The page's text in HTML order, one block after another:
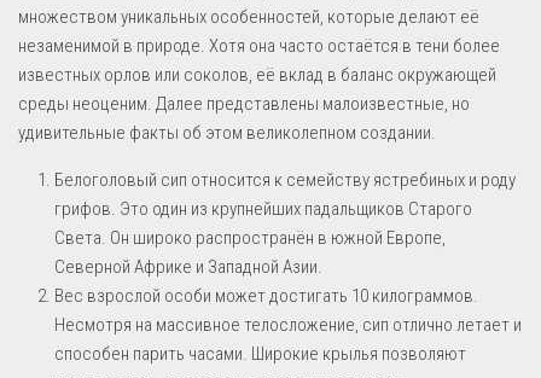
множеством уникальных особенностей, которые делают её
незаменимой в природе. Хотя она часто остаётся в тени более
известных орлов или соколов, её вклад в баланс окружающей
среды неоценим. Далее представлены малоизвестные, но
удивительные факты об этом великолепном создании.
Белоголовый сип относится к семейству ястребиных и роду
грифов. Это один из крупнейших падальщиков Старого
Света. Он широко распространён в южной Европе,
Северной Африке и Западной Азии.
Вес взрослой особи может достигать 10 килограммов.
Несмотря на массивное телосложение, сип отлично летает и
способен парить часами. Широкие крылья позволяют